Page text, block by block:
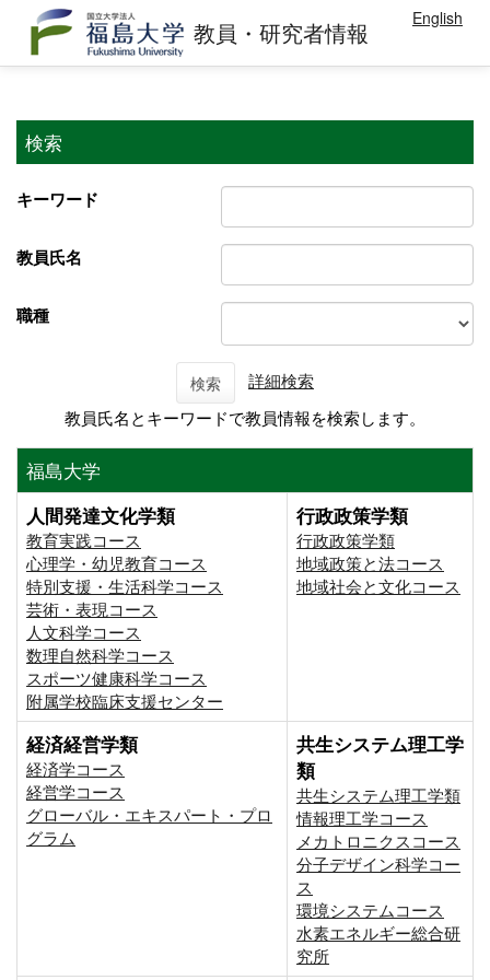
教員・研究者情報 English
検索
キーワード
教員氏名
職種
検索
詳細検索
教員氏名とキーワードで教員情報を検索します。
福島大学
人間発達文化学類
教育実践コース
心理学・幼児教育コース
特別支援・生活科学コース
芸術・表現コース
人文科学コース
数理自然科学コース
スポーツ健康科学コース
附属学校臨床支援センター
行政政策学類
行政政策学類
地域政策と法コース
地域社会と文化コース
経済経営学類
経済学コース
経営学コース
グローバル・エキスパート・プロ
グラム
共生システム理工学
類
共生システム理工学類
情報理工学コース
メカトロニクスコース
分子デザイン科学コー
ス
環境システムコース
⽔素エネルギー総合研
究所